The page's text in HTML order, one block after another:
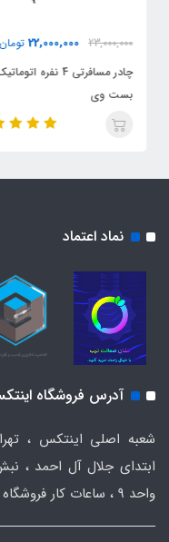
23,000,000
22,000,000 تومان
چادر مسافرتی 4 نفره اتوماتیک
بست وی
نماد اعتماد
آدرس فروشگاه
شعبه اصلی اینتکس ،
واحد ۹ ، ساعات کار فروشگاه : ۱۰ صبح تا ۹ شب.